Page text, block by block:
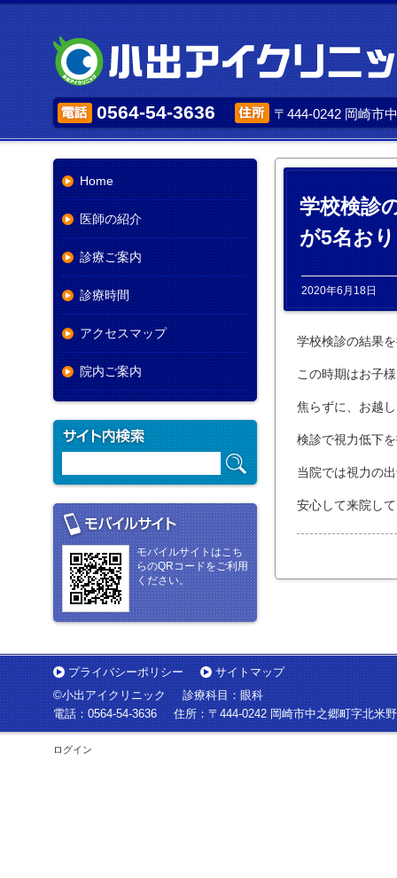
0564-54-3636 〒444-0242 岡崎市
学校検診
が5名お
2020年6月18日
学校検診の結果
この時期はお子
焦らずに、お越
検診で視力低下
当院では視力の
安心して来院し
Home
医師の紹介
診療ご案内
診療時間
アクセスマップ
院内ご案内
モバイルサイトはこち
らのQRコードをご利用
ください。
プライバシーポリシー
サイトマップ
©小出アイクリニック
診療科目：眼科
電話：0564-54-3636 住所：〒444-0242 岡崎市中之郷町字北米
ログイン